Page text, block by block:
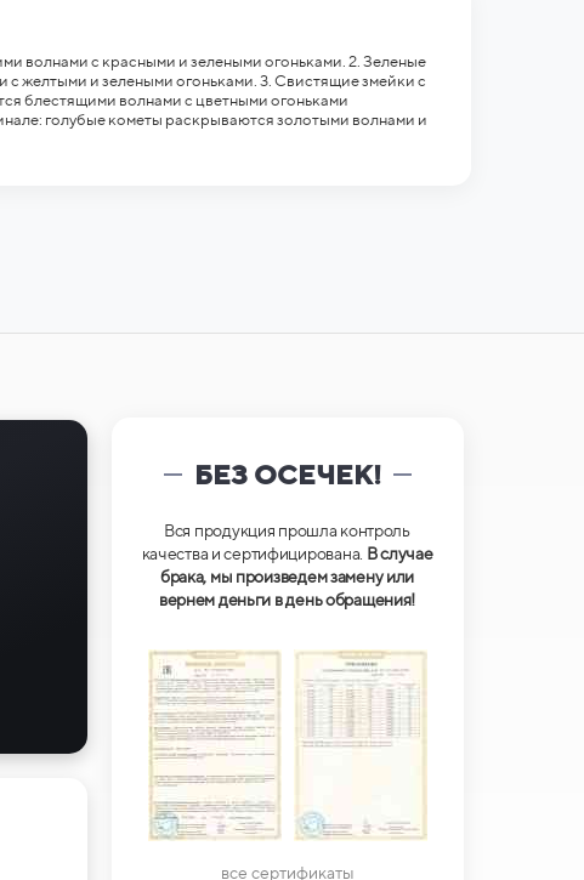
волнами с красными и зелеными огоньками. 2. Зеленые
желтыми и зелеными огоньками. 3. Свистящие змейки с
блестящими волнами с цветными огоньками
голубые кометы раскрываются золотыми волнами и
БЕЗ ОСЕЧЕК!
Вся продукция прошла контроль
качества и сертифицирована. В случае
брака, мы произведем замену или
вернем деньги в день обращения!
все сертификаты